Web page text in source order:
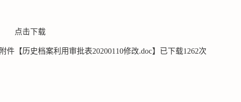
点击下载
附件【历史档案利用审批表20200110修改.doc】已下载1262次